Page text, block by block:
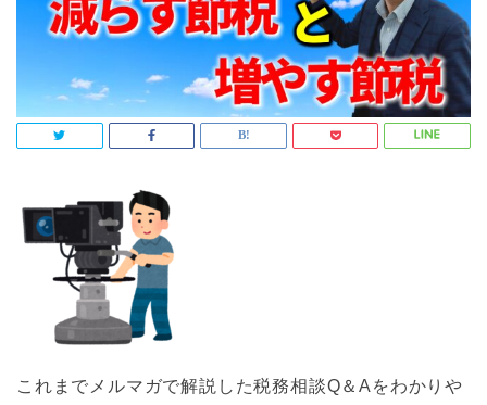
これまでメルマガで解説した税務相談Q＆Aをわかりや